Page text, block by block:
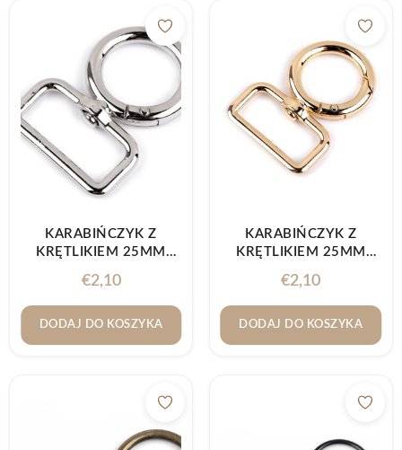
KARABIŃCZYK Z
KRĘTLIKIEM 25MM
€2,10
DODAJ DO KOSZYKA
KARABIŃCZYK Z
KRĘTLIKIEM 25MM
€2,10
DODAJ DO KOSZYKA